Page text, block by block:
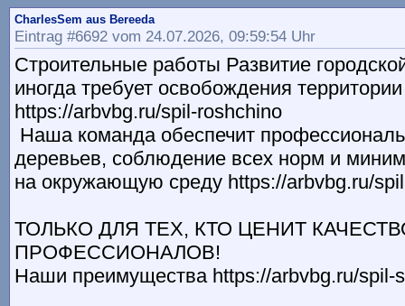
CharlesSem aus Bereeda
Eintrag #6692 vom 24.07.2026, 09:59:54 Uhr
Строительные работы Развитие
иногда требует освобождения
https://arbvbg.ru/spil-roshchino
Наша команда обеспечит
деревьев, соблюдение всех норм и
на окружающую среду https://arbvbg.ru/
ТОЛЬКО ДЛЯ ТЕХ, КТО ЦЕНИТ
ПРОФЕССИОНАЛОВ!
Наши преимущества https://arbvbg.ru/spil-